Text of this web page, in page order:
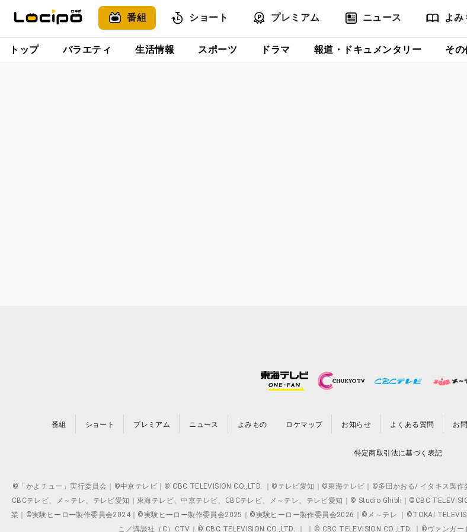
番組 ショート プレミアム ニュース よみ
トップ バラエティ 生活情報 スポーツ ドラマ 報道・ドキュメンタリー その
番組 ショート プレミアム ニュース よみもの ロケマップ お知らせ よくある質問 お
特定商取引法に基づく表記
©「かよチュー」実行委員会｜©中京テレビ｜© CBC TELEVISION CO.,LTD. ｜©テレビ愛知｜©東海テレビ｜©多田かおる/ イタキス製
CBCテレビ、メ～テレ、テレビ愛知｜東海テレビ、中京テレビ、CBCテレビ、メ～テレ、テレビ愛知｜© Studio Ghibli｜©CBC
業｜©実験ヒーロー製作委員会2024｜©実験ヒーロー製作委員会2025｜©実験ヒーロー製作委員会2026｜©メ～テレ ｜©TOKAI
こ／講談社（C）CTV｜© CBC TELEVISION CO.,LTD. ｜ ｜© CBC TELEVISION CO.,LTD. ｜©ヴァン